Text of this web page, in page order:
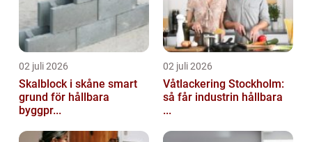
02 juli 2026
Skalblock i skåne smart
grund för hållbara
byggpr...
02 juli 2026
Våtlackering Stockholm:
så får industrin hållbara
...